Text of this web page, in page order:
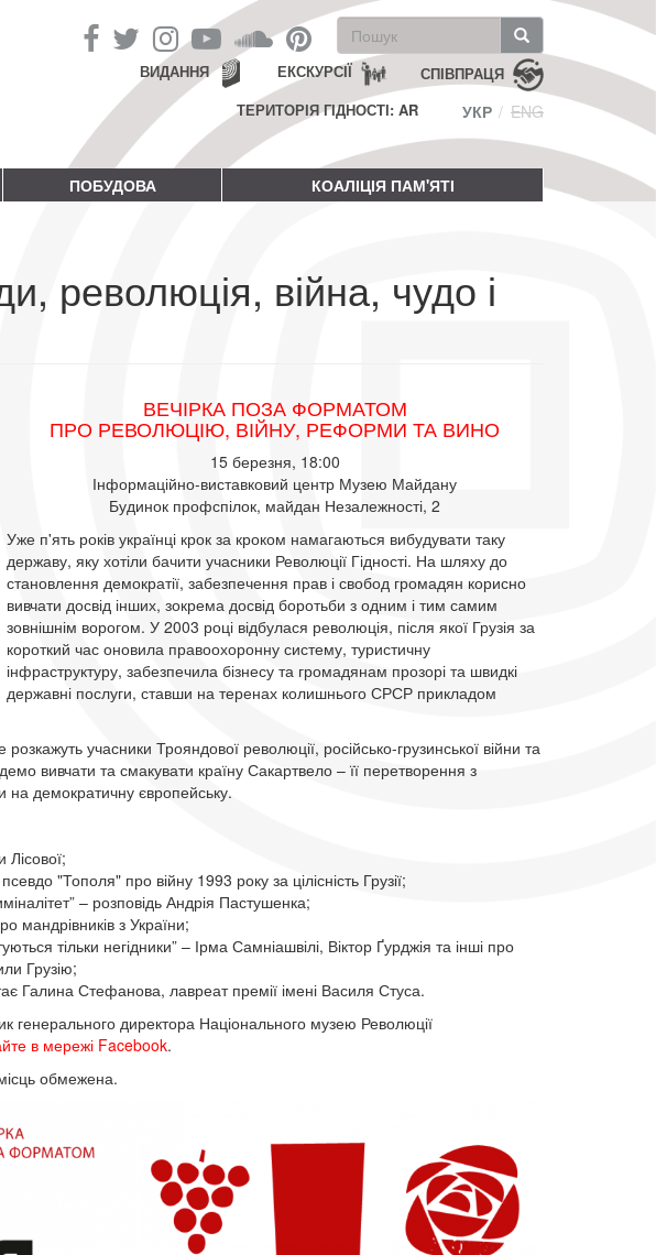
Пошукова
форма
Пошук СПІВПРАЦЯ
ЕКСКУРСІЇ
ВИДАННЯ
ТЕРИТОРІЯ ГІДНОСТІ: AR
УКР ENG
ПОБУДОВА КОАЛІЦІЯ ПАМ'ЯТІ
війна, чудо і
ВЕЧІРКА ПОЗА ФОРМАТОМ
ПРО РЕВОЛЮЦІЮ, ВІЙНУ, РЕФОРМИ ТА ВИНО
15 березня, 18:00
Інформаційно-виставковий центр Музею Майдану
Будинок профспілок, майдан Незалежності, 2
Уже п'ять років українці крок за кроком намагаються вибудувати таку
державу, яку хотіли бачити учасники Революції Гідності. На шляху до
становлення демократії, забезпечення прав і свобод громадян корисно
вивчати досвід інших, зокрема досвід боротьби з одним і тим самим
зовнішнім ворогом. У 2003 році відбулася революція, після якої Грузія за
короткий час оновила правоохоронну систему, туристичну
інфраструктуру, забезпечила бізнесу та громадянам прозорі та швидкі
державні послуги, ставши на теренах колишнього СРСР прикладом
учасники Трояндової революції, російсько-грузинської війни та
вивчати та смакувати країну Сакартвело – її перетворення з
на демократичну європейську.
Лісової;
"Тополя" про війну 1993 року за цілісність Грузії;
– розповідь Андрія Пастушенка;
мандрівників з України;
тільки негідники” – Ірма Самніашвілі, Віктор Ґурджія та інші про
Грузію;
Галина Стефанова, лавреат премії імені Василя Стуса.
генерального директора Національного музею Революції
в мережі Facebook.
місць обмежена.